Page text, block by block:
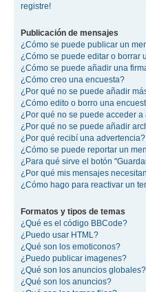
registre!
Publicación de mensajes
¿Cómo se puede publicar un
¿Cómo se puede editar o borrar
¿Cómo se puede añadir una
¿Cómo creo una encuesta?
¿Por qué no se puede añadir
¿Cómo edito o borro una
¿Por qué no se puede acceder a
¿Por qué no se puede añadir
¿Por qué recibí una advertencia?
¿Cómo se puede reportar un
¿Para qué sirve el botón
¿Por qué mis mensajes
¿Cómo hago para reactivar un
Formatos y tipos de temas
¿Qué es el código BBCode?
¿Puedo usar HTML?
¿Qué son los emoticonos?
¿Puedo publicar imagenes?
¿Qué son los anuncios globales?
¿Qué son los anuncios?